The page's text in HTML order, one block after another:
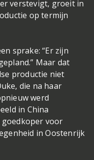
verstevigt, groeit in
op termijn
sprake: “Er zijn
Maar dat
productie niet
die na haar
werd
in China
goedkoper voor
in Oostenrijk